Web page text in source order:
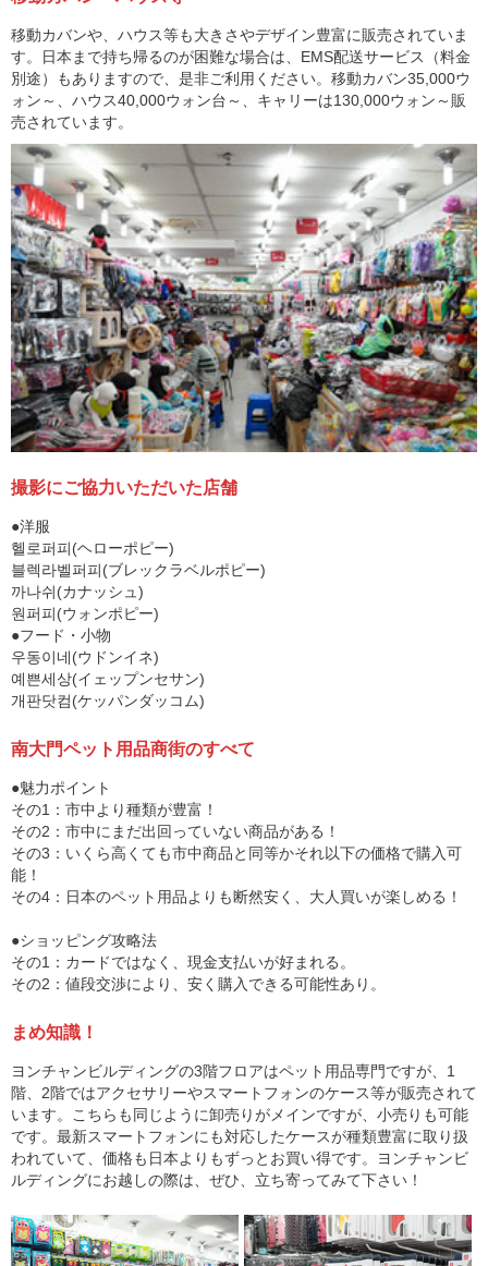
移動カバンや、ハウス等も大きさやデザイン豊富に販売されていま
す。日本まで持ち帰るのが困難な場合は、EMS配送サービス（料金
別途）もありますので、是非ご利用ください。移動カバン35,000ウ
ォン～、ハウス40,000ウォン台～、キャリーは130,000ウォン～販
売されています。
撮影にご協力いただいた店舗
●洋服
헬로퍼피(ヘローポピー)
블렉라벨퍼피(ブレックラベルポピー)
까나쉬(カナッシュ)
원퍼피(ウォンポピー)
●フード・小物
우동이네(ウドンイネ)
예쁜세상(イェップンセサン)
개판닷컴(ケッパンダッコム)
南大門ペット用品商街のすべて
●魅力ポイント
その1：市中より種類が豊富！
その2：市中にまだ出回っていない商品がある！
その3：いくら高くても市中商品と同等かそれ以下の価格で購入可
能！
その4：日本のペット用品よりも断然安く、大人買いが楽しめる！
●ショッピング攻略法
その1：カードではなく、現金支払いが好まれる。
その2：値段交渉により、安く購入できる可能性あり。
まめ知識！
ヨンチャンビルディングの3階フロアはペット用品専門ですが、1
階、2階ではアクセサリーやスマートフォンのケース等が販売されて
います。こちらも同じように卸売りがメインですが、小売りも可能
です。最新スマートフォンにも対応したケースが種類豊富に取り扱
われていて、価格も日本よりもずっとお買い得です。ヨンチャンビ
ルディングにお越しの際は、ぜひ、立ち寄ってみて下さい！